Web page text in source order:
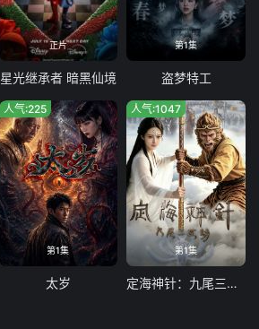
正片
星光继承者 暗黑仙境
第1集
盗梦特工
第1集
人气:225
太岁
第1集
人气:1047
定海神针：九尾三世劫